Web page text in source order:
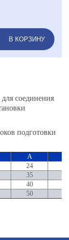
В КОРЗИНУ
соединения
A
24
35
40
50